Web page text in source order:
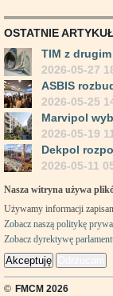
OSTATNIE
TIM z
2026-05-27
ASBIS
2026-05-25
Marvipol
2026-05-19
Dekpol
2026-05-11
Nasza witryna używa
Używamy informacji
Zobacz naszą politykę
Zobacz dyrektywę
Akceptuję
© FMCM 2026